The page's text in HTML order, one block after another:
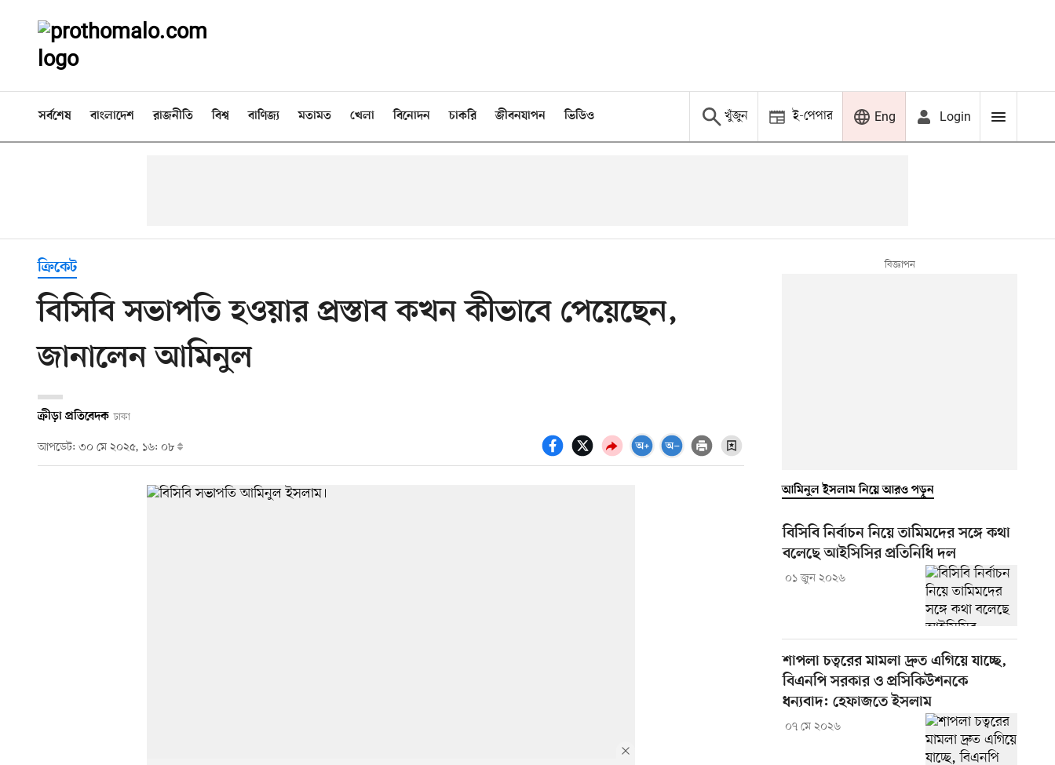
সর্বশেষ বাংলাদেশ রাজনীতি বিশ্ব বাণিজ্য মতামত খেলা বিনোদন চাকরি জীবনযাপন ভিডিও খুঁজুন ই-পেপার Eng Login
ক্রিকেট
বিসিবি সভাপতি হওয়ার প্রস্তাব কখন কীভাবে পেয়েছেন,
জানালেন আমিনুল
ক্রীড়া প্রতিবেদক ঢাকা
আপডেট: ৩০ মে ২০২৫, ১৬: ০৮
আমিনুল ইসলাম নিয়ে আরও পড়ুন
বিসিবি নির্বাচন নিয়ে তামিমদের সঙ্গে কথা
বলেছে আইসিসির প্রতিনিধি দল
০১ জুন ২০২৬
শাপলা চত্বরের মামলা দ্রুত এগিয়ে যাচ্ছে,
বিএনপি সরকার ও প্রসিকিউশনকে
ধন্যবাদ: হেফাজতে ইসলাম
০৭ মে ২০২৬